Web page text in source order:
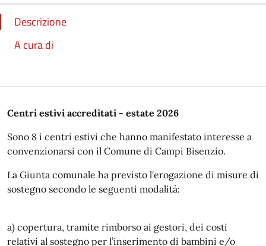
Descrizione
A cura di
Centri estivi accreditati - estate 2026
Sono 8 i centri estivi che hanno manifestato interesse a
convenzionarsi con il Comune di Campi Bisenzio.
La Giunta comunale ha previsto l'erogazione di misure di
sostegno secondo le seguenti modalità:
a) copertura, tramite rimborso ai gestori, dei costi
relativi al sostegno per l’inserimento di bambini e/o